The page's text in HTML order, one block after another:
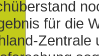
für die
Zentrale